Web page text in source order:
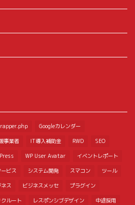
Googleカレンダー
事業者 IT導入補助金 RWD SEO
WP User Avatar イベントレポート
ービス システム開発 スマコン ツール
ス ビジネスメッセ プラグイン
クルート レスポンシブデザイン 中途採用